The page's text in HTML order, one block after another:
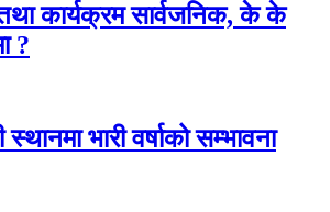
कार्यक्रम सार्वजनिक, के के
?
भारी वर्षाको सम्भावना